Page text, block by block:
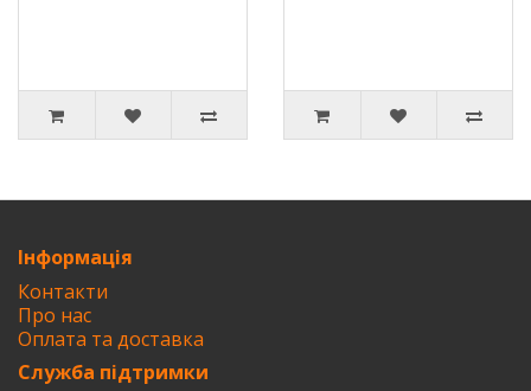
Інформація
Контакти
Про нас
Оплата та доставка
Служба підтримки